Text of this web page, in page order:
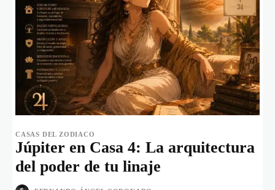
CASAS DEL ZODIACO
Júpiter en Casa 4: La arquitectura
del poder de tu linaje